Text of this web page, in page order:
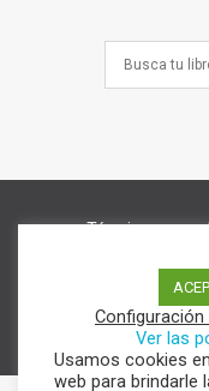
Términos y
Política de
Ver las
Usamos cookies
web para brindarle